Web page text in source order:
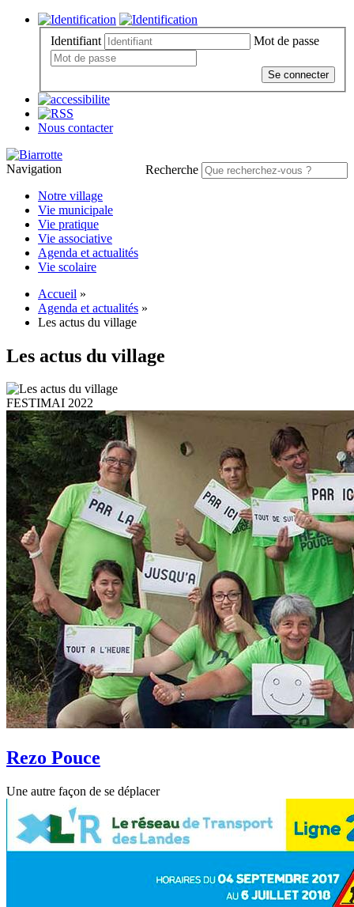
Identifiant Mot de passe
Se connecter
Nous contacter
Recherche
Navigation
Notre village
Vie municipale
Vie pratique
Vie associative
Agenda et actualités
Vie scolaire
Accueil »
Agenda et actualités »
Les actus du village
Les actus du village
FESTIMAI 2022
Rezo Pouce
Une autre façon de se déplacer